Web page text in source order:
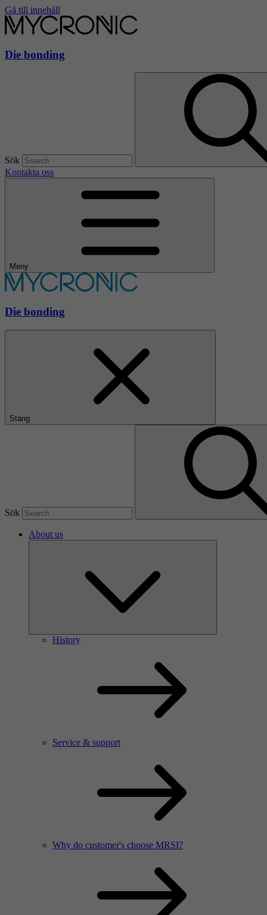
Gå till innehåll
Die bonding
Sök
Kontakta oss
Meny
Die bonding
Stäng
Sök
About us
History
Service & support
Why do customer's choose MRSI?